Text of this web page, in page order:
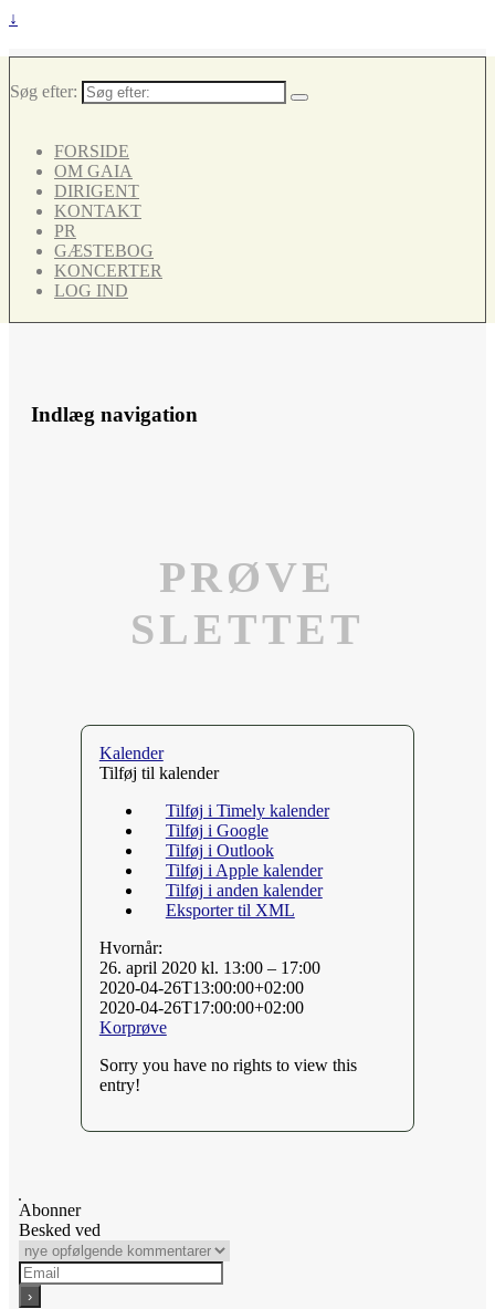
↓
Søg efter:
FORSIDE
OM GAIA
DIRIGENT
KONTAKT
PR
GÆSTEBOG
KONCERTER
LOG IND
Indlæg navigation
PRØVE
SLETTET
Kalender
Tilføj til kalender
Tilføj i Timely kalender
Tilføj i Google
Tilføj i Outlook
Tilføj i Apple kalender
Tilføj i anden kalender
Eksporter til XML
Hvornår:
26. april 2020 kl. 13:00 – 17:00
2020-04-26T13:00:00+02:00
2020-04-26T17:00:00+02:00
Korprøve
Sorry you have no rights to view this
entry!
Abonner
Besked ved